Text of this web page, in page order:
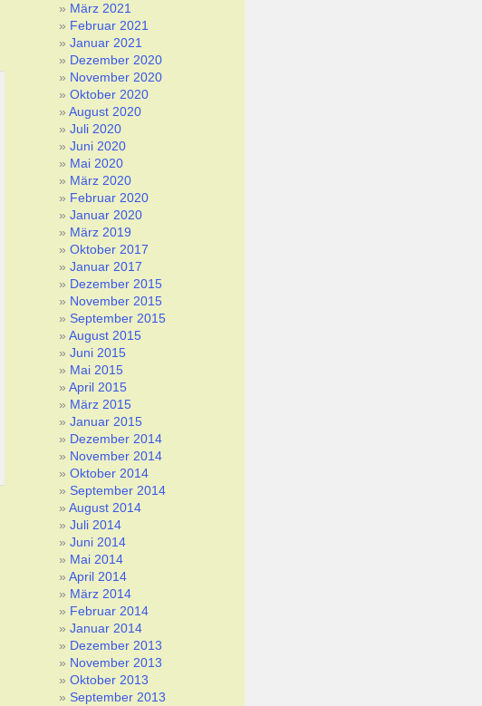
März 2021
Februar 2021
Januar 2021
Dezember 2020
November 2020
Oktober 2020
August 2020
Juli 2020
Juni 2020
Mai 2020
März 2020
Februar 2020
Januar 2020
März 2019
Oktober 2017
Januar 2017
Dezember 2015
November 2015
September 2015
August 2015
Juni 2015
Mai 2015
April 2015
März 2015
Januar 2015
Dezember 2014
November 2014
Oktober 2014
September 2014
August 2014
Juli 2014
Juni 2014
Mai 2014
April 2014
März 2014
Februar 2014
Januar 2014
Dezember 2013
November 2013
Oktober 2013
September 2013